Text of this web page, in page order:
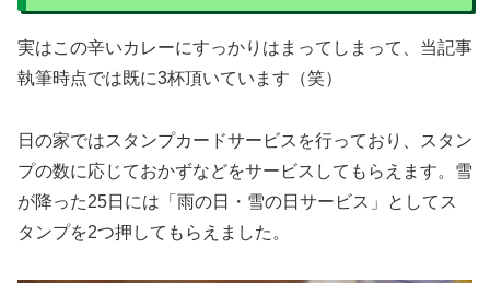
実はこの辛いカレーにすっかりはまってしまって、当記事
執筆時点では既に3杯頂いています（笑）
日の家ではスタンプカードサービスを行っており、スタン
プの数に応じておかずなどをサービスしてもらえます。雪
が降った25日には「雨の日・雪の日サービス」としてス
タンプを2つ押してもらえました。